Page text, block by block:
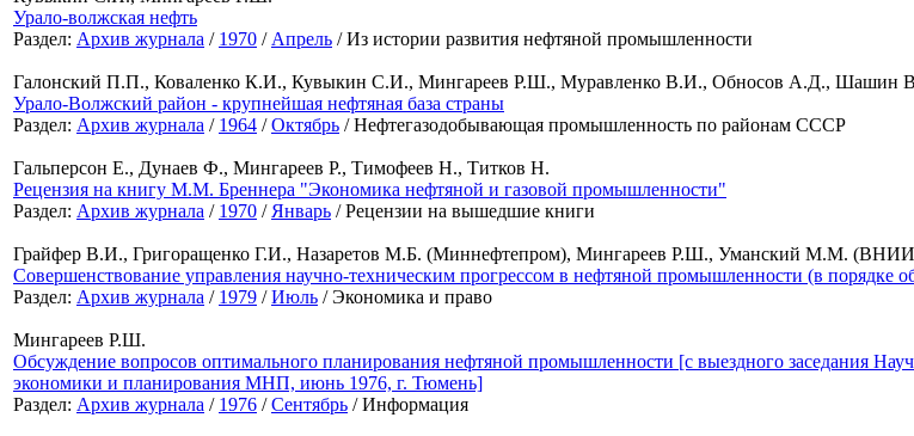
Урало-волжская нефть
Раздел: Архив журнала / 1970 / Апрель / Из истории развития нефтяной промышленности
Галонский П.П., Коваленко К.И., Кувыкин С.И., Мингареев Р.Ш., Муравленко В.И., Обносов А.Д., Шашин
Урало-Волжский район - крупнейшая нефтяная база страны
Раздел: Архив журнала / 1964 /Октябрь / Нефтегазодобывающая промышленность по районам СССР
Гальперсон Е., Дунаев Ф., Мингареев Р., Тимофеев Н., Титков Н.
Рецензия на книгу М.М. Бреннера "Экономика нефтяной и газовой промышленности"
Раздел: Архив журнала / 1970 / Январь / Рецензии на вышедшие книги
Грайфер В.И., Григоращенко Г.И., Назаретов М.Б. (Миннефтепром), Мингареев Р.Ш., Уманский М.М.
Совершенствование управления научно-техническим прогрессом в нефтяной промышленности (в порядке
Раздел: Архив журнала / 1979 /Июль / Экономика и право
Мингареев Р.Ш.
Обсуждение вопросов оптимального планирования нефтяной промышленности [с выездного заседания
экономики и планирования МНП, июнь 1976, г. Тюмень]
Раздел: Архив журнала / 1976 /Сентябрь / Информация